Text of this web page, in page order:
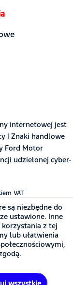
internetowej jest
| Znaki handlowe
Ford Motor
udzielonej cyber-
VAT
są niezbędne do
ustawione. Inne
z tej
lub ułatwienia